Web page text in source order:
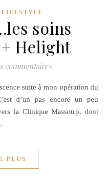
LIFESTYLE
soins
Helight
commentaires
d’un pas encore un peu
la Clinique Massotrp, dont
PLUS